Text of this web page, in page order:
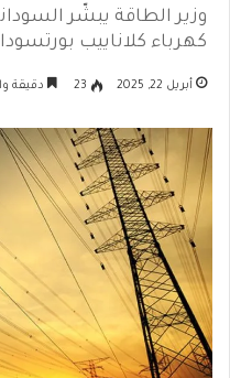
وزير الطاقة يبشّر
كهرباء كلاناييب
أبريل 22, 2025 23 دقيقة